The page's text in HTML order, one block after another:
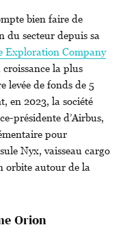
bien faire de
du secteur depuis sa
Exploration Company
la plus
levée de fonds de 5
en 2023, la société
présidente d’Airbus,
pour
Nyx, vaisseau cargo
orbite autour de la
Orion